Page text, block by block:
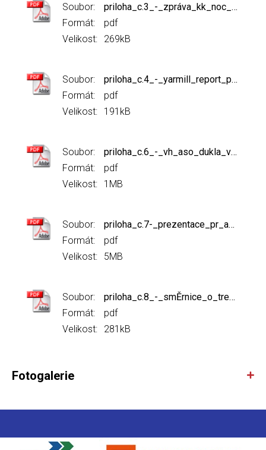
Soubor:
priloha_c.3_-_zpráva_kk_noc_k_ms_2022.pdf
Formát:
pdf
Velikost:
269kB
Soubor:
priloha_c.4_-_yarmill_report_předsednictvo_11_2024.pdf
Formát:
pdf
Velikost:
191kB
Soubor:
priloha_c.6_-_vh_aso_dukla_veslování.pdf
Formát:
pdf
Velikost:
1MB
Soubor:
priloha_c.7-_prezentace_pr_a_marketing.pdf
Formát:
pdf
Velikost:
5MB
Soubor:
priloha_c.8_-_smĚrnice_o_trenÉrskÝch_licencÍch_listopad_2024_vyznačené_změny.pdf
Formát:
pdf
Velikost:
281kB
Fotogalerie